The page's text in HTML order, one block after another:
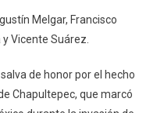
Melgar, Francisco
Vicente Suárez.
de honor por el hecho
Chapultepec, que marcó